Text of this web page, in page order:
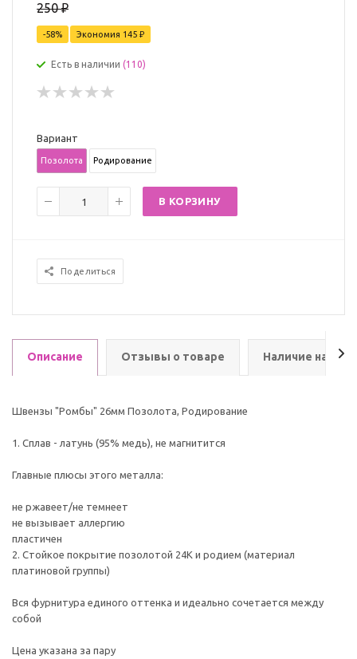
250₽
-58% Экономия 145 ₽
Есть в наличии (110)
Вариант
Позолота Родирование
В КОРЗИНУ
Поделиться
Описание Отзывы о товаре Наличие на
Швензы "Ромбы" 26мм Позолота, Родирование
1. Сплав - латунь (95% медь), не магнитится
Главные плюсы этого металла:
не ржавеет/не темнеет
не вызывает аллергию
пластичен
2. Стойкое покрытие позолотой 24К и родием (материал
платиновой группы)
Вся фурнитура единого оттенка и идеально сочетается между
собой
Цена указана за пару